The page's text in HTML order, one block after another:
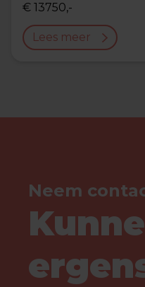
€ 13750,-
Lees meer
Neem